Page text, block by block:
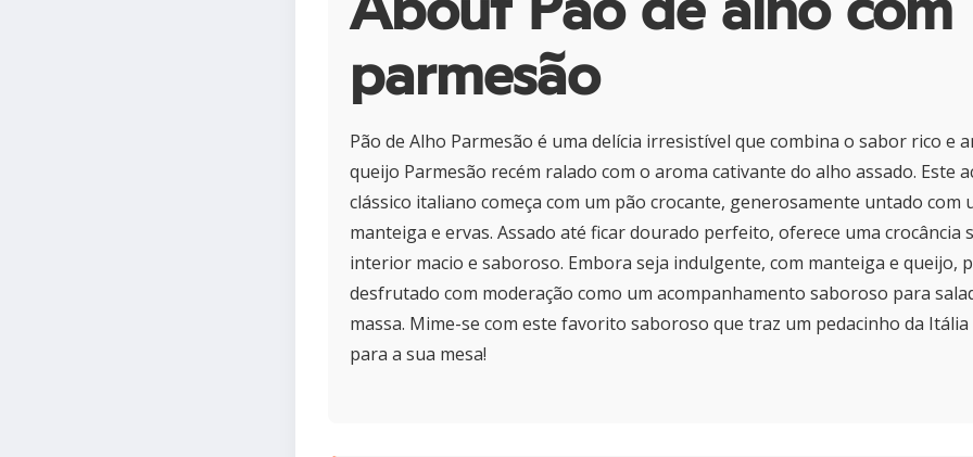
parmesão
Pão de Alho Parmesão é uma delícia irresistível que combina o sabor rico e
queijo Parmesão recém ralado com o aroma cativante do alho assado. Este
clássico italiano começa com um pão crocante, generosamente untado com
manteiga e ervas. Assado até ficar dourado perfeito, oferece uma crocância
interior macio e saboroso. Embora seja indulgente, com manteiga e queijo,
desfrutado com moderação como um acompanhamento saboroso para
massa. Mime-se com este favorito saboroso que traz um pedacinho da
para a sua mesa!